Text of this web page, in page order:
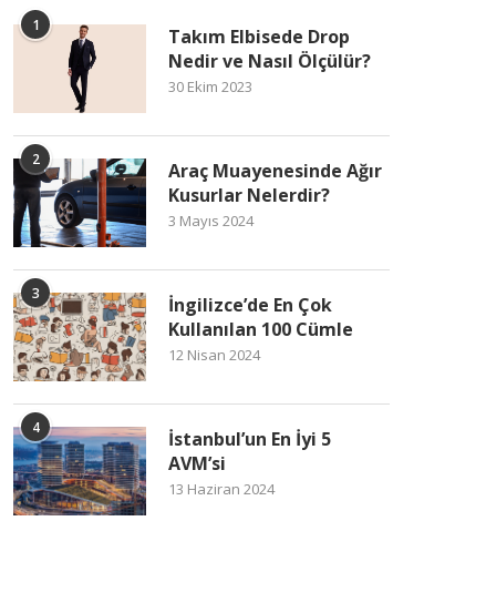
1
Takım Elbisede Drop
Nedir ve Nasıl Ölçülür?
30 Ekim 2023
2
Araç Muayenesinde Ağır
Kusurlar Nelerdir?
3 Mayıs 2024
3
İngilizce’de En Çok
Kullanılan 100 Cümle
12 Nisan 2024
4
İstanbul’un En İyi 5
AVM’si
13 Haziran 2024